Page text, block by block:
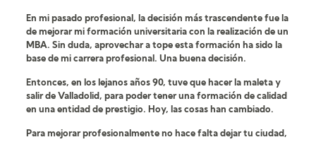
En mi pasado profesional, la decisión más trascendente fue la
de mejorar mi formación universitaria con la realización de un
MBA. Sin duda, aprovechar a tope esta formación ha sido la
base de mi carrera profesional. Una buena decisión.
Entonces, en los lejanos años 90, tuve que hacer la maleta y
salir de Valladolid, para poder tener una formación de calidad
en una entidad de prestigio. Hoy, las cosas han cambiado.
Para mejorar profesionalmente no hace falta dejar tu ciudad,